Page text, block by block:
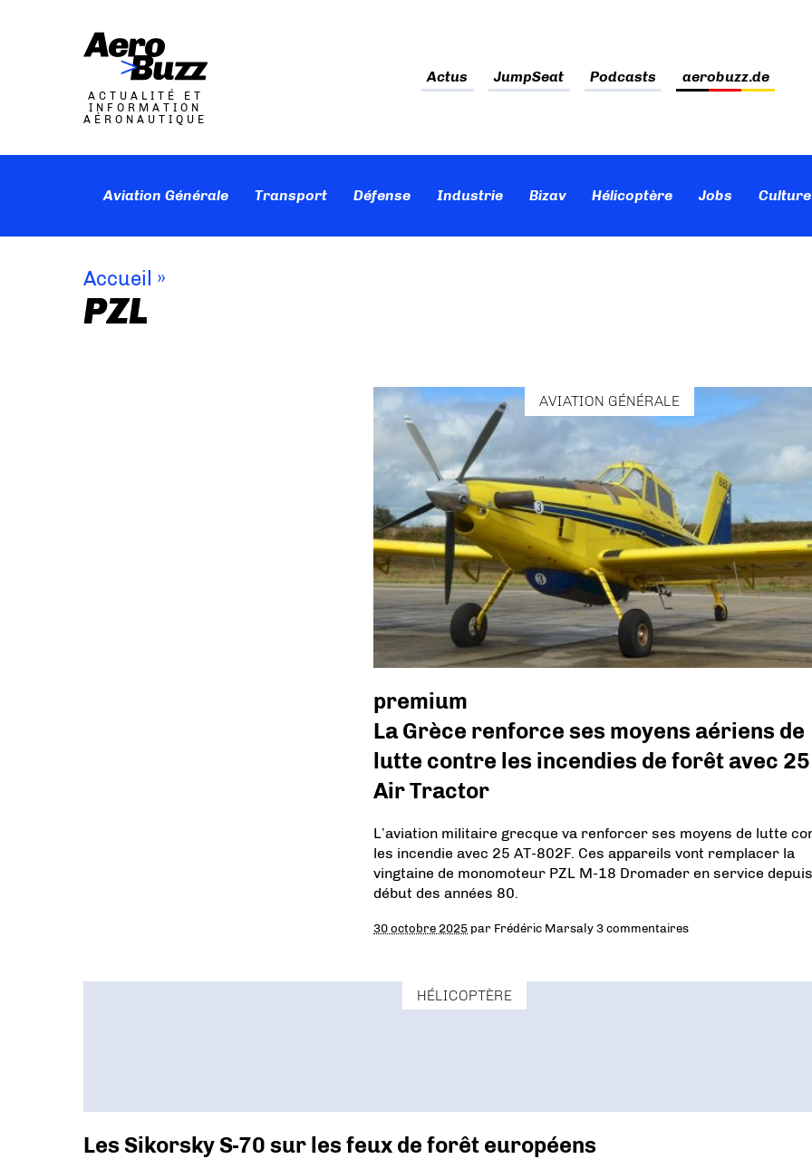
ACTUALITÉ ET
INFORMATION
AÉRONAUTIQUE
Actus JumpSeat Podcasts aerobuzz.de
Aviation Générale Transport Défense Industrie Bizav Hélicoptère Jobs
Accueil »
PZL
AVIATION GÉNÉRALE
premium
La Grèce renforce ses moyens aériens de
lutte contre les incendies de forêt avec 25
Air Tractor
L’aviation militaire grecque va renforcer ses moyens de lutte
les incendie avec 25 AT-802F. Ces appareils vont remplacer la
vingtaine de monomoteur PZL M-18 Dromader en service
début des années 80.
30 octobre 2025 par Frédéric Marsaly3 commentaires
HÉLICOPTÈRE
Les Sikorsky S-70 sur les feux de forêt européens